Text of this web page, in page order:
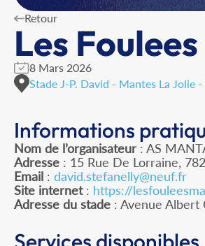
Retour
Les
8 Mars 2026
Stade J-P. David - Mantes La Jolie
Informations
Nom de l’organisateur : AS
Adresse : 15 Rue De Lorraine,
Email : david.stefanelly@neuf.fr
Site internet: https://
Adresse du stade : Avenue Albert